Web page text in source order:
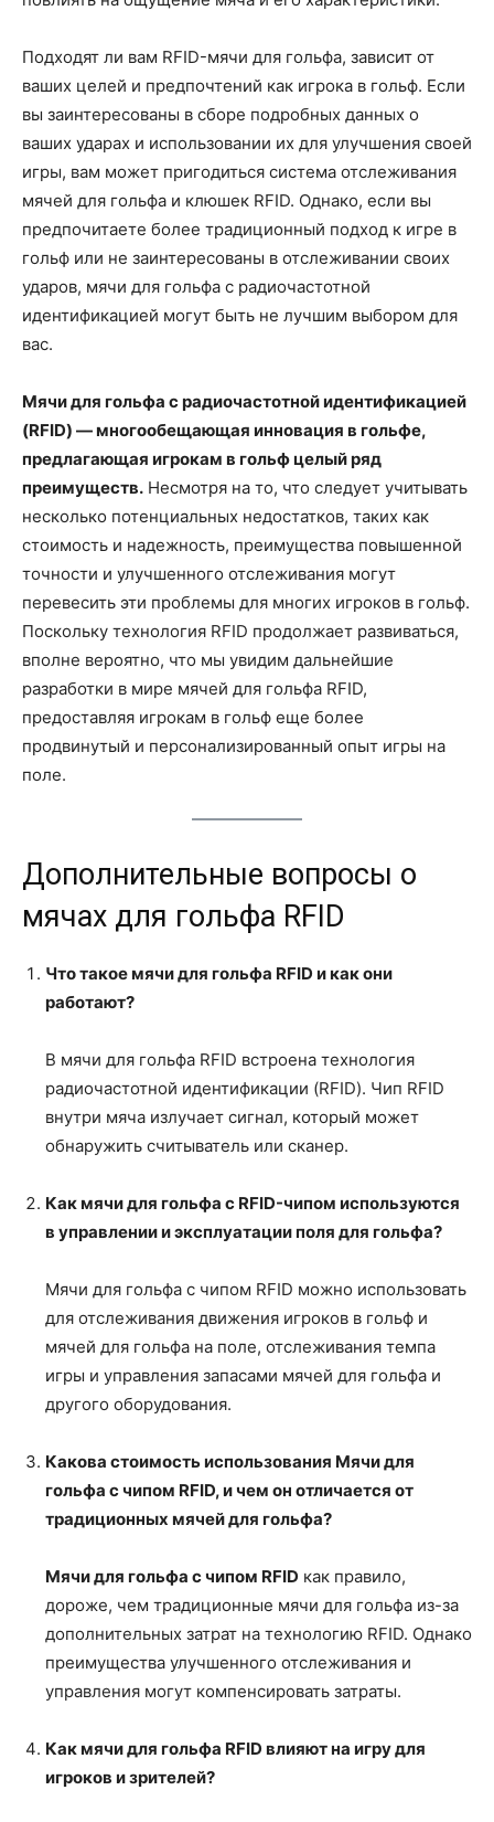
Подходят ли вам RFID-мячи для гольфа, зависит от
ваших целей и предпочтений как игрока в гольф. Если
вы заинтересованы в сборе подробных данных о
ваших ударах и использовании их для улучшения своей
игры, вам может пригодиться система отслеживания
мячей для гольфа и клюшек RFID. Однако, если вы
предпочитаете более традиционный подход к игре в
гольф или не заинтересованы в отслеживании своих
ударов, мячи для гольфа с радиочастотной
идентификацией могут быть не лучшим выбором для
вас.
Мячи для гольфа с радиочастотной идентификацией
(RFID) — многообещающая инновация в гольфе,
предлагающая игрокам в гольф целый ряд
преимуществ. Несмотря на то, что следует учитывать
несколько потенциальных недостатков, таких как
стоимость и надежность, преимущества повышенной
точности и улучшенного отслеживания могут
перевесить эти проблемы для многих игроков в гольф.
Поскольку технология RFID продолжает развиваться,
вполне вероятно, что мы увидим дальнейшие
разработки в мире мячей для гольфа RFID,
предоставляя игрокам в гольф еще более
продвинутый и персонализированный опыт игры на
поле.
Дополнительные вопросы о
мячах для гольфа RFID
Что такое мячи для гольфа RFID и как они
работают?
В мячи для гольфа RFID встроена технология
радиочастотной идентификации (RFID). Чип RFID
внутри мяча излучает сигнал, который может
обнаружить считыватель или сканер.
Как мячи для гольфа с RFID-чипом используются
в управлении и эксплуатации поля для гольфа?
Мячи для гольфа с чипом RFID можно использовать
для отслеживания движения игроков в гольф и
мячей для гольфа на поле, отслеживания темпа
игры и управления запасами мячей для гольфа и
другого оборудования.
Какова стоимость использования Мячи для
гольфа с чипом RFID, и чем он отличается от
традиционных мячей для гольфа?
Мячи для гольфа с чипом RFID как правило,
дороже, чем традиционные мячи для гольфа из-за
дополнительных затрат на технологию RFID. Однако
преимущества улучшенного отслеживания и
управления могут компенсировать затраты.
Как мячи для гольфа RFID влияют на игру для
игроков и зрителей?